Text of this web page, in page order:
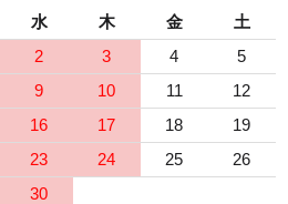
水 木 金
土
2 3 4
5
9 10 11
12
16 17 18
19
23 24 25
26
30